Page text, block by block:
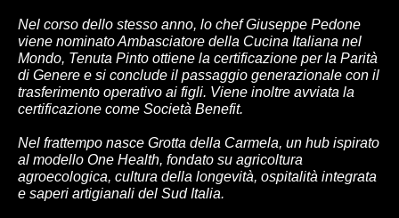
Nel corso dello stesso anno, lo chef Giuseppe Pedone
viene nominato Ambasciatore della Cucina Italiana nel
Mondo, Tenuta Pinto ottiene la certificazione per la Parità
di Genere e si conclude il passaggio generazionale con il
trasferimento operativo ai figli. Viene inoltre avviata la
certificazione come Società Benefit.
Nel frattempo nasce Grotta della Carmela, un hub ispirato
al modello One Health, fondato su agricoltura
agroecologica, cultura della longevità, ospitalità integrata
e saperi artigianali del Sud Italia.